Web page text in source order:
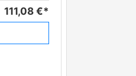
111,08 €*